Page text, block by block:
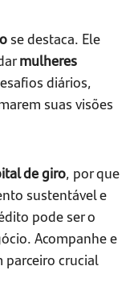
se destaca. Ele
mulheres
diários,
suas visões
de giro, por que
sustentável e
pode ser o
Acompanhe e
parceiro crucial